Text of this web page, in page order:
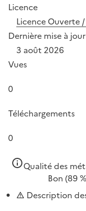
Licence
Licence Ouverte
Dernière mise à jour
3 août 2026
Vues
0
Téléchargements
0
Qualité des
Bon (89
Description